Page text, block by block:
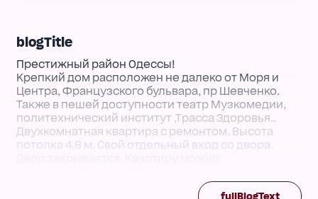
blogTitle
Престижный район Одессы!
Крепкий дом расположен не далеко от Моря и
Центра, Французского бульвара, пр Шевченко.
Также в пешей доступности театр Музкомедии,
политехнический институт ,Трасса Здоровья..
Двухкомнатная квартира с ремонтом. Высота
потолка 4,8 м. Свой отдельный вход со двора.
коммерции. Рядом школа, детский сад, сеть
fullBlogText